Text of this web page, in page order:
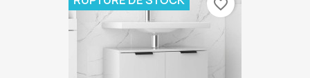
favorite_border